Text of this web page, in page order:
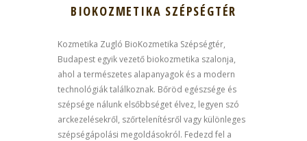
BIOKOZMETIKA SZÉPSÉGTÉR
Kozmetika Zugló BioKozmetika Szépségtér,
Budapest egyik vezető biokozmetika szalonja,
ahol a természetes alapanyagok és a modern
technológiák találkoznak. Bőröd egészsége és
szépsége nálunk elsőbbséget élvez, legyen szó
arckezelésekről, szőrtelenítésről vagy különleges
szépségápolási megoldásokról. Fedezd fel a